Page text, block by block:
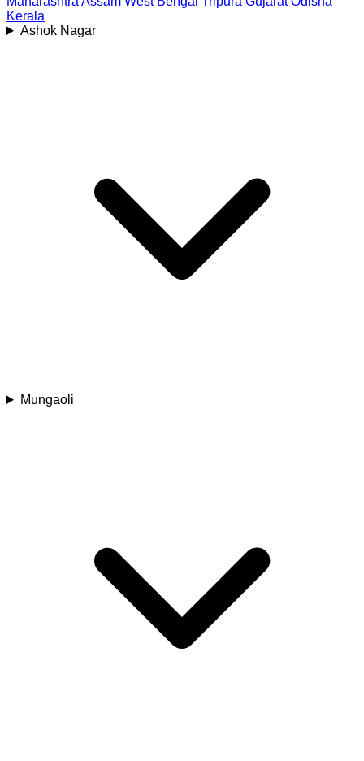
Kerala
Ashok Nagar
Mungaoli